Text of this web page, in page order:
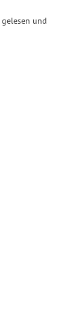
gelesen und